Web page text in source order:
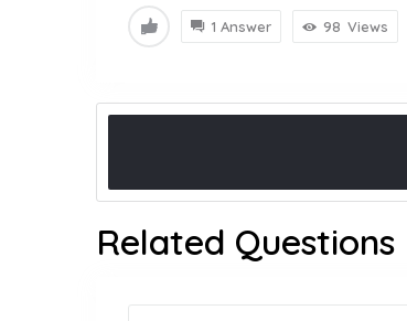
1 Answer 98 Views
Related Questions